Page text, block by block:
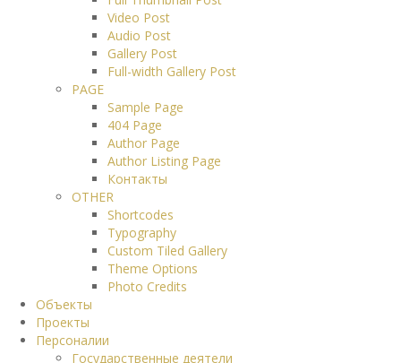
Video Post
Audio Post
Gallery Post
Full-width Gallery Post
PAGE
Sample Page
404 Page
Author Page
Author Listing Page
Контакты
OTHER
Shortcodes
Typography
Custom Tiled Gallery
Theme Options
Photo Credits
Объекты
Проекты
Персоналии
Государственные деятели